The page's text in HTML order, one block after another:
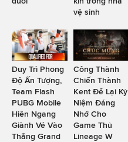
vệ sinh
Duy Trì Phong
Độ Ấn Tượng,
Team Flash
PUBG Mobile
Hiên Ngang
Giành Vé Vào
Thẳng Grand
Công Thành
Chiến Thành
Kent Để Lại Kỷ
Niệm Đáng
Nhớ Cho
Game Thủ
Lineage W